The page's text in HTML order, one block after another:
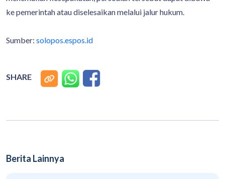
ke pemerintah atau diselesaikan melalui jalur hukum.
Sumber: solopos.espos.id
SHARE
Berita Lainnya